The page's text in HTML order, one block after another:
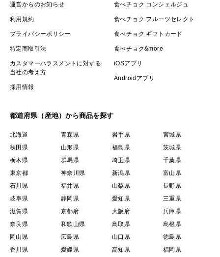
運営からのお知らせ
利用規約
プライバシーポリシー
特定商取引法
カスタマーハラスメントに対する
当社の考え方
採用情報
食べチョク コンシェルジュ
食べチョク フルーツセレクト
食べチョク ギフトカード
食べチョク&more
iOSアプリ
Androidアプリ
都道府県（産地）から商品を探す
北海道 青森県 岩手県
宮城県
秋田県
山形県 福島県
茨城県
栃木県
群馬県 埼玉県
千葉県
東京都
神奈川県 新潟県
富山県
石川県
福井県 山梨県
長野県
岐阜県
静岡県 愛知県
三重県
滋賀県
京都府 大阪府
兵庫県
奈良県
和歌山県 鳥取県
島根県
岡山県
広島県 山口県
徳島県
香川県
愛媛県 高知県 福岡県